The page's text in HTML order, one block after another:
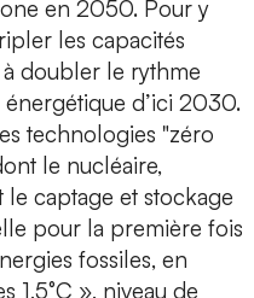
en 2050. Pour y
les capacités
doubler le rythme
énergétique d’ici 2030.
technologies "zéro
le nucléaire,
le captage et stockage
pour la première fois
fossiles, en
1,5°C », niveau de